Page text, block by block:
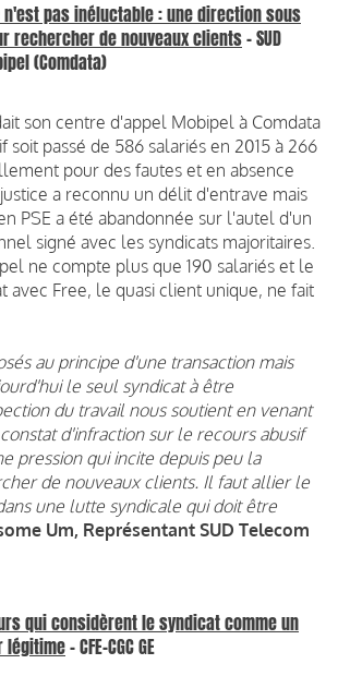
n'est pas inéluctable : une direction sous
rechercher de nouveaux clients- SUD
(Comdata)
son centre d'appel Mobipel à Comdata
soit passé de 586 salariés en 2015 à 266
pour des fautes et en absence
a reconnu un délit d'entrave mais
PSE a été abandonnée sur l'autel d'un
signé avec les syndicats majoritaires.
ne compte plus que 190 salariés et le
avec Free, le quasi client unique, ne fait
au principe d'une transaction mais
le seul syndicat à être
du travail nous soutient en venant
d'infraction sur le recours abusif
pression qui incite depuis peu la
de nouveaux clients. Il faut allier le
une lutte syndicale qui doit être
Um, Représentant SUD Telecom
qui considèrent le syndicat comme un
légitime- CFE-CGC GE